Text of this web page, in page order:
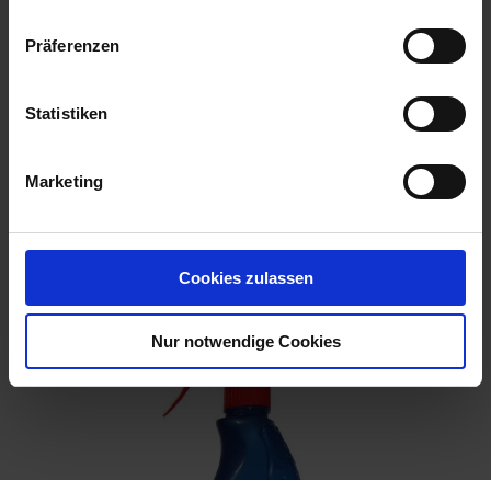
Präferenzen
Statistiken
Marketing
Cookies zulassen
Nur notwendige Cookies
Loxiran Ameisenköderbuffet 2 Stück
Artikel-Nr.: 7002646-01